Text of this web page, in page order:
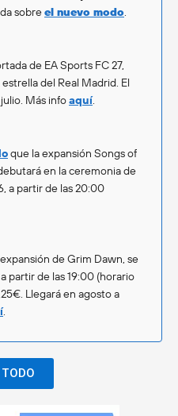
sobreel nuevo modo.
de EA Sports FC 27,
del Real Madrid. El
Más infoaquí.
que la expansión Songs of
en la ceremonia de
a partir de las 20:00
de Grim Dawn, se
partir de las 19:00 (horario
Llegará en agosto a
.